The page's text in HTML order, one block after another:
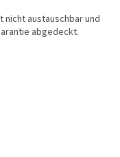
nicht austauschbar und
abgedeckt.